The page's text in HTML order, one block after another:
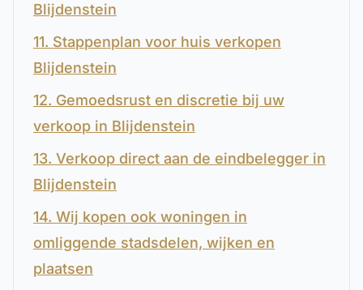
Blijdenstein
11. Stappenplan voor huis verkopen
Blijdenstein
12. Gemoedsrust en discretie bij uw
verkoop in Blijdenstein
13. Verkoop direct aan de eindbelegger in
Blijdenstein
14. Wij kopen ook woningen in
omliggende stadsdelen, wijken en
plaatsen